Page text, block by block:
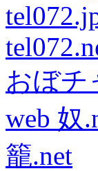
おぼチ
web 奴
籠.net